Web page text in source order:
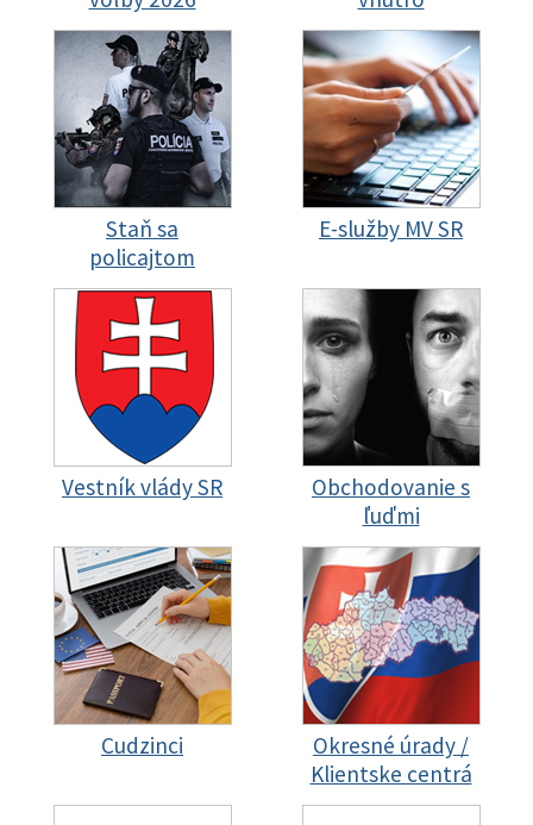
Staň sa
policajtom
E-služby MV SR
Vestník vlády SR
Obchodovanie s
ľuďmi
Cudzinci
Okresné úrady /
Klientske centrá